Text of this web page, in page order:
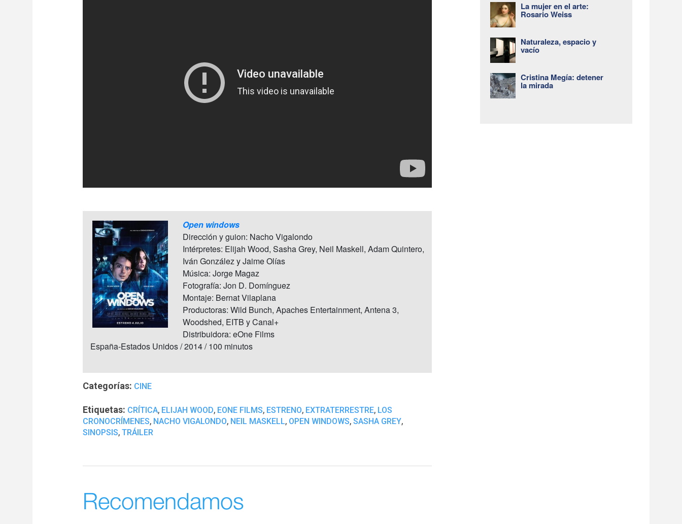
Open windows
Dirección y guion: Nacho Vigalondo
Intérpretes: Elijah Wood, Sasha Grey, Neil Maskell, Adam Quintero,
Iván González y Jaime Olías
Música: Jorge Magaz
Fotografía: Jon D. Domínguez
Montaje: Bernat Vilaplana
Productoras: Wild Bunch, Apaches Entertainment, Antena 3,
Woodshed, EITB y Canal+
Distribuidora: eOne Films
España-Estados Unidos / 2014 / 100 minutos
Categorías: CINE
Etiquetas: CRÍTICA, ELIJAH WOOD, EONE FILMS, ESTRENO, EXTRATERRESTRE, LOS
CRONOCRÍMENES, NACHO VIGALONDO, NEIL MASKELL, OPEN WINDOWS, SASHA GREY,
SINOPSIS, TRÁILER
Recomendamos
La mujer en el arte:
Rosario Weiss
Naturaleza, espacio y
vacío
Cristina Megía: detener
la mirada